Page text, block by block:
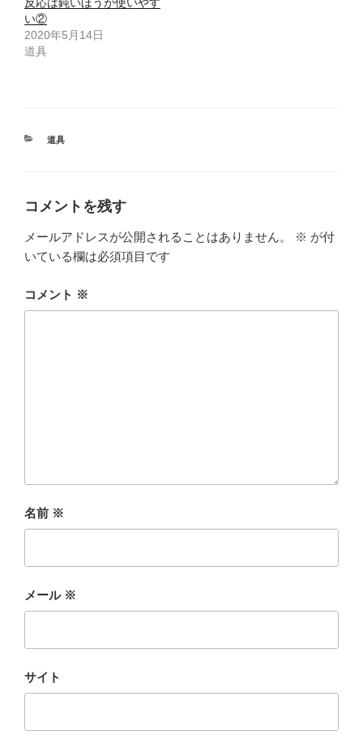
い②
2020年5月14日
道具
カ
道具
コメントを残す
メールアドレスが公開されることはありません。 ※ が付
いている欄は必須項目です
コメント ※
名前 ※
メール ※
サイト